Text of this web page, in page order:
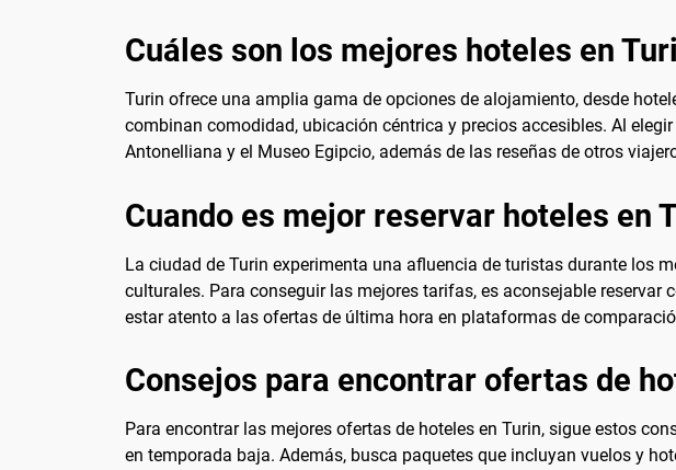
Cuáles son los mejores hoteles en
Turin ofrece una amplia gama de opciones de alojamiento, desde
combinan comodidad, ubicación céntrica y precios accesibles. Al
Antonelliana y el Museo Egipcio, además de las reseñas de otros
Cuando es mejor reservar hoteles en
La ciudad de Turin experimenta una afluencia de turistas durante los
culturales. Para conseguir las mejores tarifas, es aconsejable
estar atento a las ofertas de última hora en plataformas de
Consejos para encontrar ofertas de
Para encontrar las mejores ofertas de hoteles en Turin, sigue estos
en temporada baja. Además, busca paquetes que incluyan vuelos y